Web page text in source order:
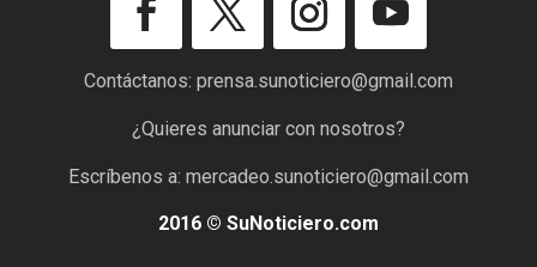
Contáctanos: prensa.sunoticiero@gmail.com
¿Quieres anunciar con nosotros?
Escríbenos a: mercadeo.sunoticiero@gmail.com
2016 © SuNoticiero.com